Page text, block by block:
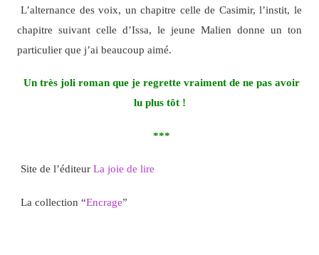
L’alternance des voix, un chapitre celle de Casimir, l’instit, le
chapitre suivant celle d’Issa, le jeune Malien donne un ton
particulier que j’ai beaucoup aimé.
Un très joli roman que je regrette vraiment de ne pas avoir
lu plus tôt !
***
Site de l’éditeur La joie de lire
La collection “Encrage”